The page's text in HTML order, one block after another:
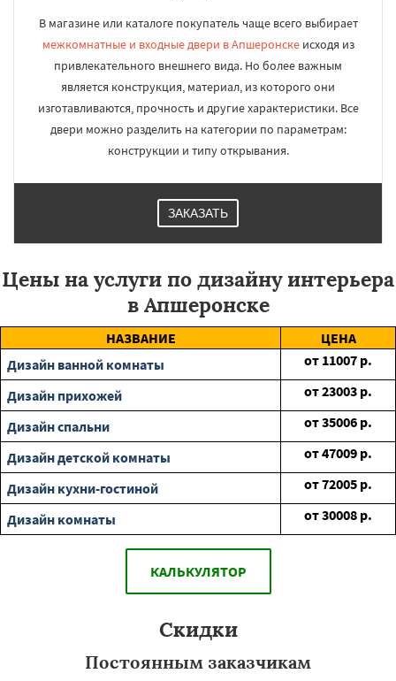
В магазине или каталоге покупатель чаще всего выбирает
межкомнатные и входные двери в Апшеронскеисходя из
привлекательного внешнего вида. Но более важным
является конструкция, материал, из которого они
изготавливаются, прочность и другие характеристики. Все
двери можно разделить на категории по параметрам:
конструкции и типу открывания.
ЗАКАЗАТЬ
Цены на услуги по дизайну интерьера
в Апшеронске
НАЗВАНИЕ
ЦЕНА
Дизайн ванной комнаты
от 11007 р.
Дизайн прихожей
от23003 р.
Дизайн спальни
от35006 р.
Дизайн детской комнаты
от47009 р.
Дизайн кухни-гостиной
от72005 р.
Дизайн комнаты
от30008 р.
КАЛЬКУЛЯТОР
Скидки
Постоянным заказчикам